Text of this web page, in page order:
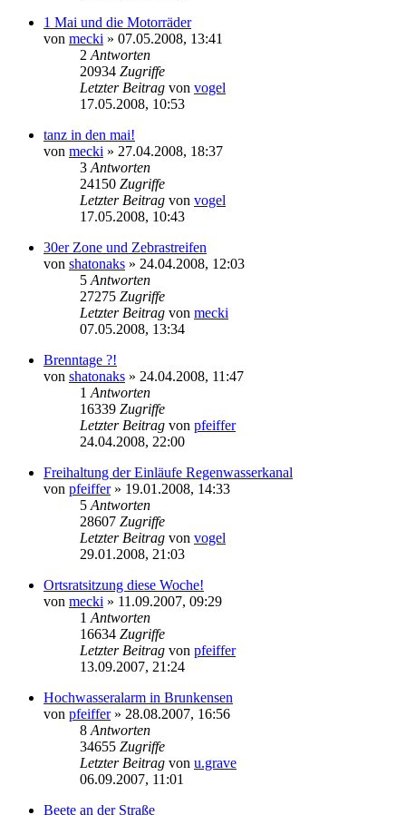
1 Mai und die Motorräder
von mecki » 07.05.2008, 13:41
2 Antworten
20934 Zugriffe
Letzter Beitrag von vogel
17.05.2008, 10:53
tanz in den mai!
von mecki » 27.04.2008, 18:37
3 Antworten
24150 Zugriffe
Letzter Beitrag von vogel
17.05.2008, 10:43
30er Zone und Zebrastreifen
von shatonaks » 24.04.2008, 12:03
5 Antworten
27275 Zugriffe
Letzter Beitrag von mecki
07.05.2008, 13:34
Brenntage ?!
von shatonaks » 24.04.2008, 11:47
1 Antworten
16339 Zugriffe
Letzter Beitrag von pfeiffer
24.04.2008, 22:00
Freihaltung der Einläufe Regenwasserkanal
von pfeiffer» 19.01.2008, 14:33
5 Antworten
28607 Zugriffe
Letzter Beitrag von vogel
29.01.2008, 21:03
Ortsratsitzung diese Woche!
von mecki » 11.09.2007, 09:29
1 Antworten
16634 Zugriffe
Letzter Beitrag von pfeiffer
13.09.2007, 21:24
Hochwasseralarm in Brunkensen
von pfeiffer» 28.08.2007, 16:56
8 Antworten
34655 Zugriffe
Letzter Beitrag von u.grave
06.09.2007, 11:01
Beete an der Straße